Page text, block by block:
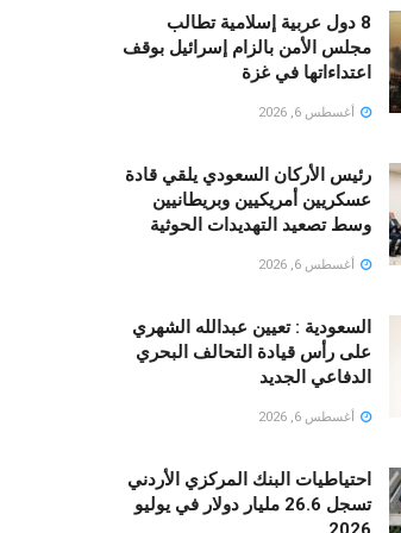
8 دول عربية إسلامية تطالب
مجلس الأمن بالزام إسرائيل بوقف
اعتداءاتها في غزة
أغسطس 6, 2026
رئيس الأركان السعودي يلقي قادة
عسكريين أمريكيين وبريطانيين
وسط تصعيد التهديدات الحوثية
أغسطس 6, 2026
السعودية : تعيين عبدالله الشهري
على رأس قيادة التحالف البحري
الدفاعي الجديد
أغسطس 6, 2026
احتياطيات البنك المركزي الأردني
تسجل 26.6 مليار دولار في يوليو